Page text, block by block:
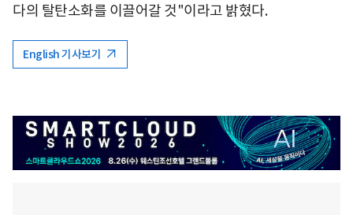
다의 탈탄소화를 이끌어갈 것"이라고 밝혔다.
English 기사보기